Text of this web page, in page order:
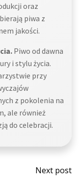
oraz
piwa z
jakości.
Piwo od dawna
i stylu życia.
przy
z pokolenia na
ale również
do celebracji.
Post
Next post